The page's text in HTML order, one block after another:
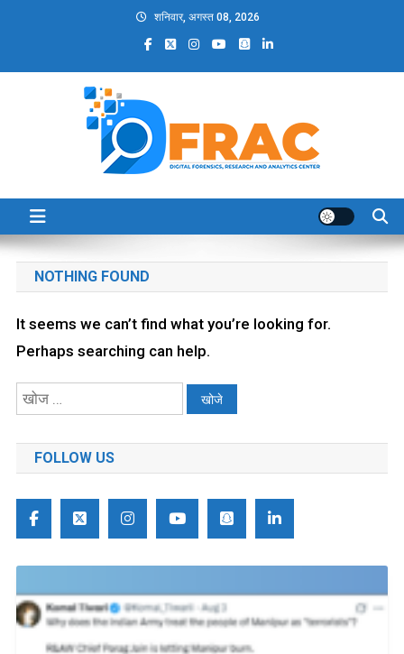
शनिवार, अगस्त 08, 2026
DFRAC_ORG
NOTHING FOUND
It seems we can’t find what you’re looking for.
Perhaps searching can help.
निम्न
खोजें:FOLLOW US